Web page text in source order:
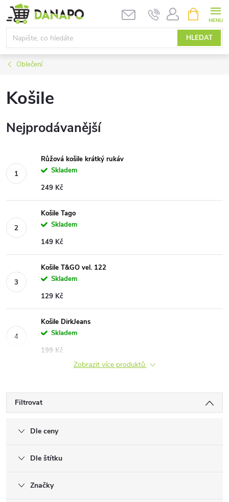
Přejít
na
obsah
HLEDAT
NÁKUPNÍ
KOŠÍK
Oblečení
Košile
Nejprodávanější
Růžová košile krátký rukáv
Skladem
249 Kč
Košile Tago
Skladem
149 Kč
Košile T&GO vel. 122
Skladem
129 Kč
Košile DirkJeans
Skladem
199 Kč
Zobrazit více produktů
Filtrovat
Dle ceny
Dle štítku
Značky